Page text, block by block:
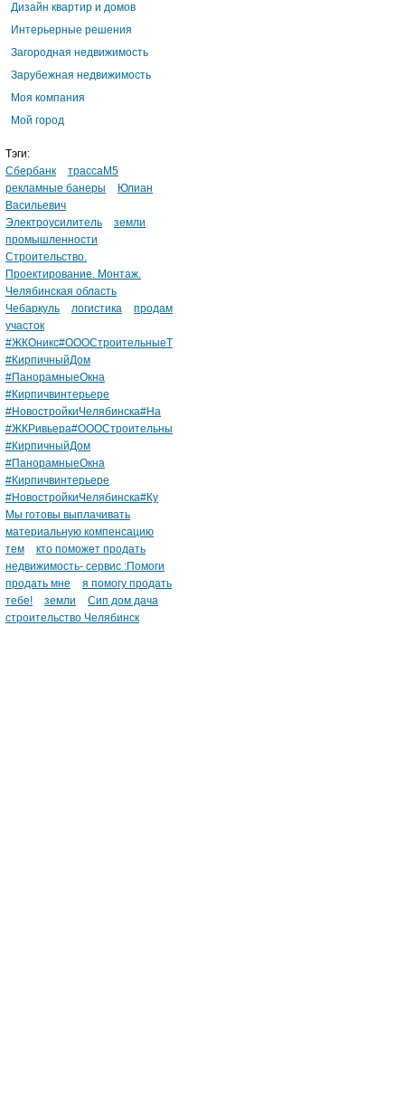
Дизайн квартир и домов
Интерьерные решения
Загородная недвижимость
Зарубежная недвижимость
Моя компания
Мой город
Тэги:
Сбербанк
трассаМ5
рекламные банеры
Юлиан
Васильевич
Электроусилитель
земли
промышленности
Строительство.
Проектирование. Монтаж.
Челябинская область
Чебаркуль
логистика
продам
участок
#ЖКОникс#ОООСтроительныеТ
#КирпичныйДом
#ПанорамныеОкна
#Кирпичвинтерьере
#НовостройкиЧелябинска#На
#ЖКРивьера#ОООСтроительны
#КирпичныйДом
#ПанорамныеОкна
#Кирпичвинтерьере
#НовостройкиЧелябинска#Ку
Мы готовы выплачивать
материальную компенсацию
тем
кто поможет продать
недвижимость- сервис :Помоги
продать мне
я помогу продать
тебе!
земли
Сип дом дача
строительство Челябинск